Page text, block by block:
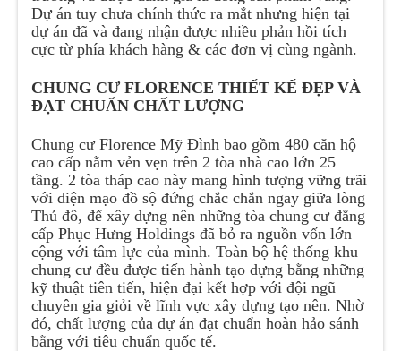
Dự án tuy chưa chính thức ra mắt nhưng hiện tại
dự án đã và đang nhận được nhiều phản hồi tích
cực từ phía khách hàng & các đơn vị cùng ngành.
CHUNG CƯ FLORENCE THIẾT KẾ ĐẸP VÀ
ĐẠT CHUẨN CHẤT LƯỢNG
Chung cư Florence Mỹ Đình bao gồm 480 căn hộ
cao cấp nằm vẻn vẹn trên 2 tòa nhà cao lớn 25
tầng. 2 tòa tháp cao này mang hình tượng vững trãi
với diện mạo đồ sộ đứng chắc chắn ngay giữa lòng
Thủ đô, để xây dựng nên những tòa chung cư đẳng
cấp Phục Hưng Holdings đã bỏ ra nguồn vốn lớn
cộng với tâm lực của mình. Toàn bộ hệ thống khu
chung cư đều được tiến hành tạo dựng bằng những
kỹ thuật tiên tiến, hiện đại kết hợp với đội ngũ
chuyên gia giỏi về lĩnh vực xây dựng tạo nên. Nhờ
đó, chất lượng của dự án đạt chuẩn hoàn hảo sánh
bằng với tiêu chuẩn quốc tế.